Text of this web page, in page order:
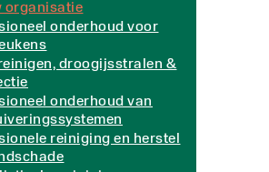
organisatie
onderhoud voor
droogijsstralen &
onderhoud van
reiniging en herstel